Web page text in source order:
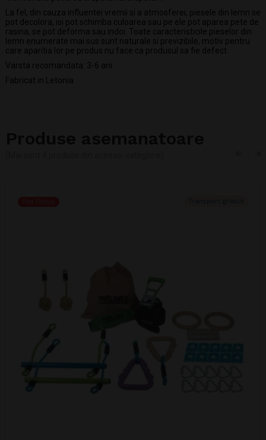
La fel, din cauza influentei vremii si a atmosferei, piesele din lemn se
pot decolora, isi pot schimba culoarea sau pe ele pot aparea pete de
rasina, se pot deforma sau indoi. Toate caracteristicile pieselor din
lemn enumerate mai sus sunt naturale si previzibile, motiv pentru
care aparitia lor pe produs nu face ca produsul sa fie defect.
Varsta recomandata: 3-6 ani
Fabricat in Letonia
Transport gratuit